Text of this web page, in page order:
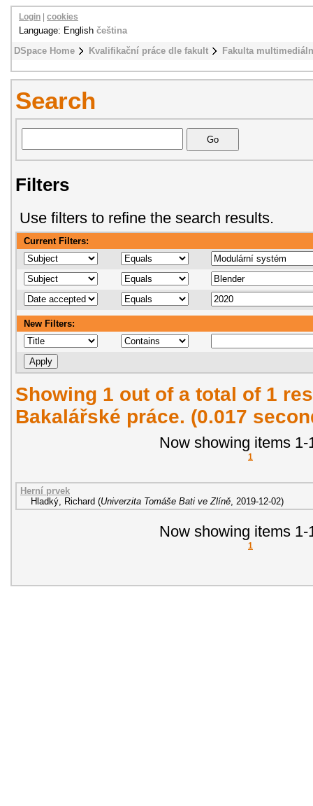
DSpace Home Kvalifikační práce dle fakult Fakulta
Login cookies
Language: English čeština
Search
Filters
Use filters to refine the search results.
Current Filters:
New Filters:
Showing 1 out of a total of 1
Bakalářské práce. (0.017
Now showing items 1-
1
Herní prvek
Hladký, Richard (Univerzita Tomáše Bati ve Zlíně, 2019-12-02)
Now showing items 1-
1